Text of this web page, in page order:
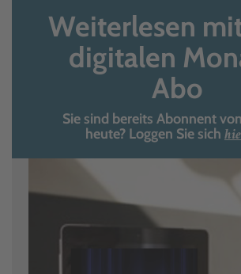
Weiterlesen
digitalen
Abo
Sie sind bereits Abonnent
heute? Loggen Sie sich